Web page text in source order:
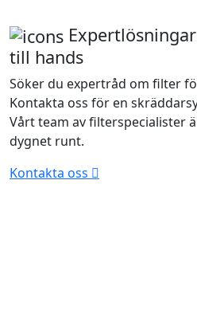
till hands
Söker du expertråd om filter
Kontakta oss för en
Vårt team av filterspecialister
dygnet runt.
Kontakta oss